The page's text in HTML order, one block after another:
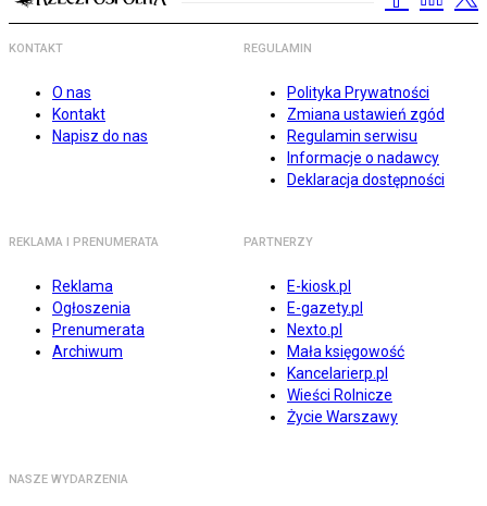
KONTAKT
O nas
Kontakt
Napisz do nas
REGULAMIN
Polityka Prywatności
Zmiana ustawień zgód
Regulamin serwisu
Informacje o nadawcy
Deklaracja dostępności
REKLAMA I PRENUMERATA
Reklama
Ogłoszenia
Prenumerata
Archiwum
PARTNERZY
E-kiosk.pl
E-gazety.pl
Nexto.pl
Mała księgowość
Kancelarierp.pl
Wieści Rolnicze
Życie Warszawy
NASZE WYDARZENIA